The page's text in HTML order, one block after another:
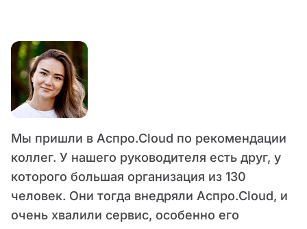
Мы пришли в Аспро.Cloud по рекомендации
коллег. У нашего руководителя есть друг, у
которого большая организация из 130
человек. Они тогда внедряли Аспро.Cloud, и
очень хвалили сервис, особенно его